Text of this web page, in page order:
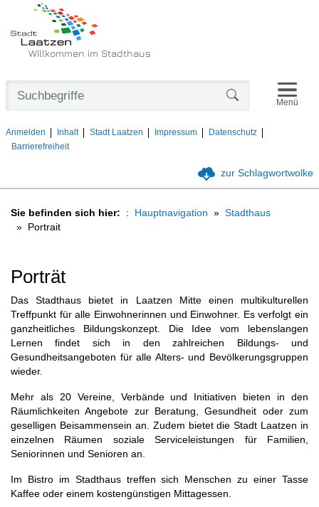
Willkommen im Stadthaus
Anmelden Inhalt Stadt Laatzen Impressum
Datenschutz
Barrierefreiheit
Menü
zur Schlagwortwolke
Sie befinden sich hier: Hauptnavigation
Stadthaus
Portrait
Porträt
Das Stadthaus bietet in Laatzen Mitte einen multikulturellen
Treffpunkt für alle Einwohnerinnen und Einwohner. Es verfolgt ein
ganzheitliches Bildungskonzept. Die Idee vom lebenslangen
Lernen findet sich in den zahlreichen Bildungs- und
Gesundheitsangeboten für alle Alters- und Bevölkerungsgruppen
wieder.
Mehr als 20 Vereine, Verbände und Initiativen bieten in den
Räumlichkeiten Angebote zur Beratung, Gesundheit oder zum
geselligen Beisammensein an. Zudem bietet die Stadt Laatzen in
einzelnen Räumen soziale Serviceleistungen für Familien,
Seniorinnen und Senioren an.
Im Bistro im Stadthaus treffen sich Menschen zu einer Tasse
Kaffee oder einem kostengünstigen Mittagessen.